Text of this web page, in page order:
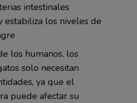
intestinales
estabiliza los niveles de
los humanos, los
solo necesitan
ya que el
puede afectar su